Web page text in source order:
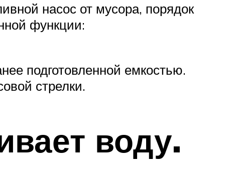
насос от мусора, порядок
функции:
подготовленной емкостью.
стрелки.
воду.